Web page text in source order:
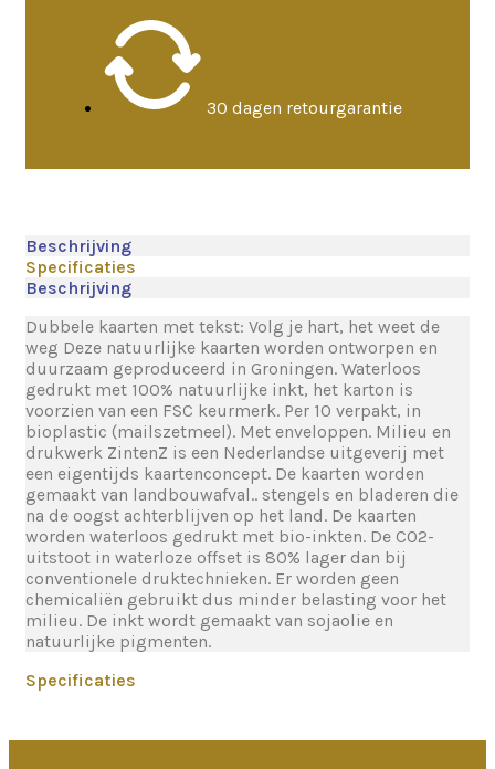
30 dagen retourgarantie
Beschrijving
Specificaties
Beschrijving
Dubbele kaarten met tekst: Volg je hart, het weet de
weg Deze natuurlijke kaarten worden ontworpen en
duurzaam geproduceerd in Groningen. Waterloos
gedrukt met 100% natuurlijke inkt, het karton is
voorzien van een FSC keurmerk. Per 10 verpakt, in
bioplastic (mailszetmeel). Met enveloppen. Milieu en
drukwerk ZintenZ is een Nederlandse uitgeverij met
een eigentijds kaartenconcept. De kaarten worden
gemaakt van landbouwafval.. stengels en bladeren die
na de oogst achterblijven op het land. De kaarten
worden waterloos gedrukt met bio-inkten. De CO2-
uitstoot in waterloze offset is 80% lager dan bij
conventionele druktechnieken. Er worden geen
chemicaliën gebruikt dus minder belasting voor het
milieu. De inkt wordt gemaakt van sojaolie en
natuurlijke pigmenten.
Specificaties